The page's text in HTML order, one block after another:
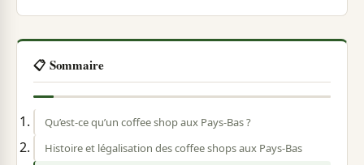
📋 Sommaire
Qu’est-ce qu’un coffee shop aux Pays-Bas ?
Histoire et légalisation des coffee shops aux Pays-Bas